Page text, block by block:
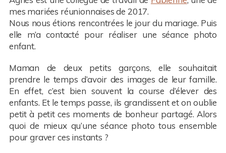
mes mariées réunionnaises de 2017.
Nous nous étions rencontrées le jour du mariage. Puis
elle m’a contacté pour réaliser une séance photo
enfant.
Maman de deux petits garçons, elle souhaitait
prendre le temps d’avoir des images de leur famille.
En effet, c’est bien souvent la course d’élever des
enfants. Et le temps passe, ils grandissent et on oublie
petit à petit ces moments de bonheur partagé. Alors
quoi de mieux qu’une séance photo tous ensemble
pour graver ces instants ?